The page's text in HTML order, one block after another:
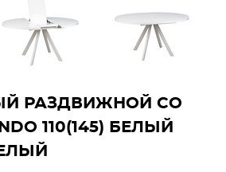
РАЗДВИЖНОЙ СО
110(145) БЕЛЫЙ